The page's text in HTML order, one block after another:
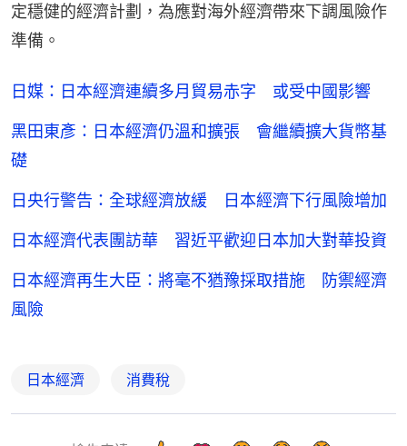
定穩健的經濟計劃，為應對海外經濟帶來下調風險作
準備。
日媒：日本經濟連續多月貿易赤字 或受中國影響
黑田東彥：日本經濟仍溫和擴張 會繼續擴大貨幣基
礎
日央行警告：全球經濟放緩 日本經濟下行風險增加
日本經濟代表團訪華 習近平歡迎日本加大對華投資
日本經濟再生大臣：將毫不猶豫採取措施 防禦經濟
風險
日本經濟 消費稅